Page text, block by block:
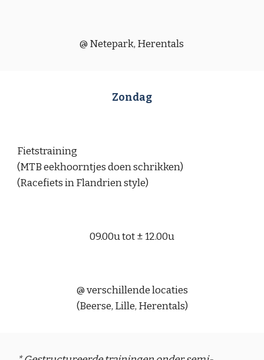
@ Netepark, Herentals
Zondag
Fietstraining
(MTB eekhoorntjes doen schrikken)
(Racefiets in Flandrien style)
09.00u tot ± 12.00u
@ verschillende locaties
(Beerse, Lille, Herentals)